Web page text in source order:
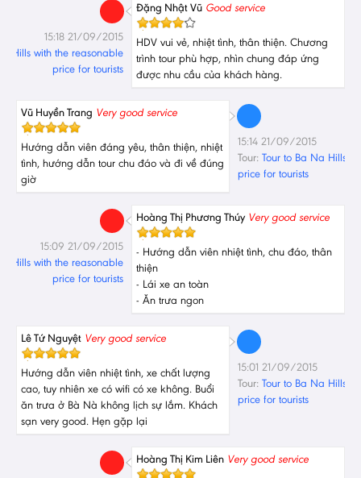
Đặng Nhật Vũ Good service
HDV vui vẻ, nhiệt tình, thân thiện. Chương
trình tour phù hợp, nhìn chung đáp ứng
được nhu cầu của khách hàng.
15:18 21/09/2015
Hills with the reasonable
price for tourists
Vũ Huyền Trang Very good service
Hướng dẫn viên đáng yêu, thân thiện, nhiệt
tình, hướng dẫn tour chu đáo và đi về đúng
giờ
15:14 21/09/2015
Tour: Tour to Ba Na Hills
price for tourists
Hoàng Thị Phương Thúy Very good service
- Hướng dẫn viên nhiệt tình, chu đáo, thân
thiện
- Lái xe an toàn
- Ăn trưa ngon
15:09 21/09/2015
Hills with the reasonable
price for tourists
Lê Tứ Nguyệt Very good service
Hướng dẫn viên nhiệt tình, xe chất lượng
cao, tuy nhiên xe có wifi có xe không. Buổi
ăn trưa ở Bà Nà không lịch sự lắm. Khách
sạn very good. Hẹn gặp lại
15:01 21/09/2015
Tour: Tour to Ba Na Hills
price for tourists
Hoàng Thị Kim Liên Very good service